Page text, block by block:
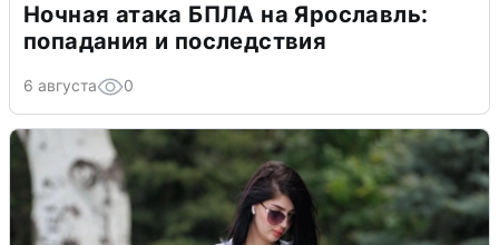
Ночная атака БПЛА на Ярославль:
попадания и последствия
6 августа 0